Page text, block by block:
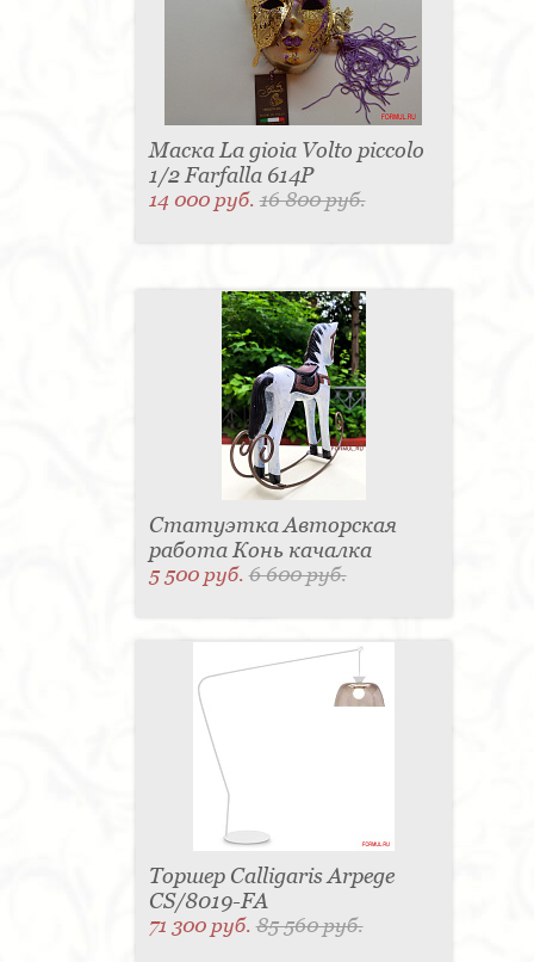
Маска La gioia Volto piccolo
1/2 Farfalla 614P
14 000 руб.16 800 руб.
Статуэтка Авторская
работа Конь качалка
5 500 руб.6 600 руб.
Торшер Calligaris Arpege
CS/8019-FA
71 300 руб.85 560 руб.